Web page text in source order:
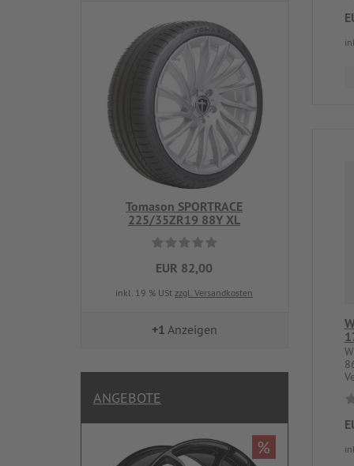
Tomason SPORTRACE
225/35ZR19 88Y XL
EUR 82,00
inkl. 19 % USt zzgl. Versandkosten
+1 Anzeigen
ANGEBOTE
%